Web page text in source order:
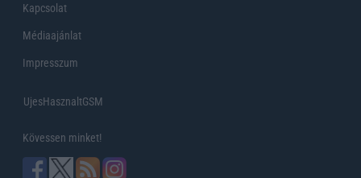
Kapcsolat
Médiaajánlat
Impresszum
UjesHasznaltGSM
Kövessen minket!